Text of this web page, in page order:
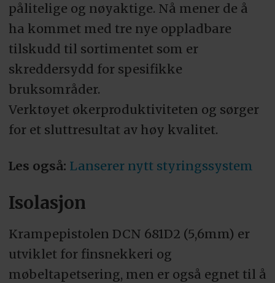
pålitelige og nøyaktige. Nå mener de å
ha kommet med tre nye oppladbare
tilskudd til sortimentet som er
skreddersydd for spesifikke
bruksområder.
Verktøyet økerproduktiviteten og sørger
for et sluttresultat av høy kvalitet.
Les også: Lanserer nytt styringssystem
Isolasjon
Krampepistolen DCN 681D2 (5,6mm) er
utviklet for finsnekkeri og
møbeltapetsering, men er også egnet til å